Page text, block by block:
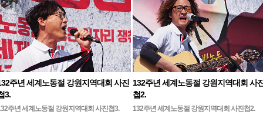
무기한 피켓시위 14일차고용노동부 강원지
앞 1인시위 진…
주년 세계노동절 강원지역대회 사진
3.
주년 세계노동절 강원지역대회 사진첩3.
132주년 세계노동절 강원지역대회 사
첩2.
132주년 세계노동절 강원지역대회 사진첩2.